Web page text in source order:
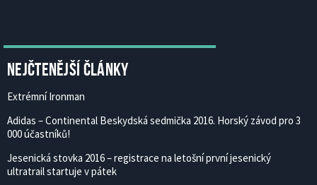
Nejčtenější články
Extrémní Ironman
Adidas – Continental Beskydská sedmička 2016. Horský závod pro 3
000 účastníků!
Jesenická stovka 2016 – registrace na letošní první jesenický
ultratrail startuje v pátek